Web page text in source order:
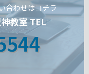
合わせはコチラ
教室 TEL